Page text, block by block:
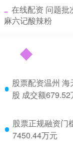
在线配资 问题批
麻六记酸辣粉
股票配资温州
股 成交额679.52
股票正规融资门
7450.44万元